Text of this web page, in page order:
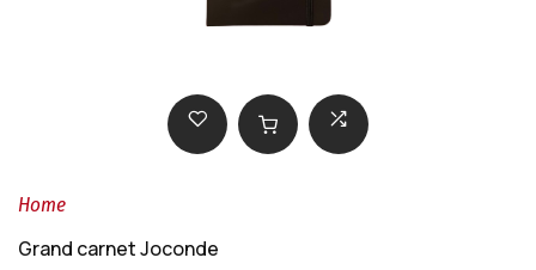
Home
Grand carnet Joconde